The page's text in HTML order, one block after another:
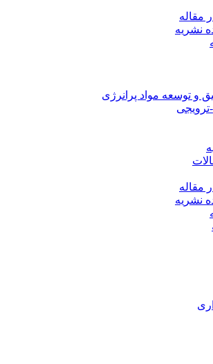
مقاله
نشریه
و توسعه مواد پرانرژی
ترویجی
مقاله
نشریه